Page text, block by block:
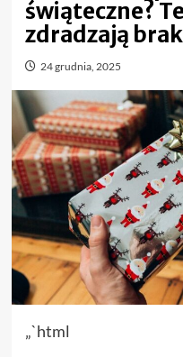
świąteczne?
zdradzają
24 grudnia, 2025
„`html